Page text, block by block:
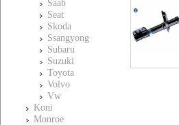
Saab
Seat
Skoda
Ssangyong
Subaru
Suzuki
Toyota
Volvo
Vw
Koni
Monroe